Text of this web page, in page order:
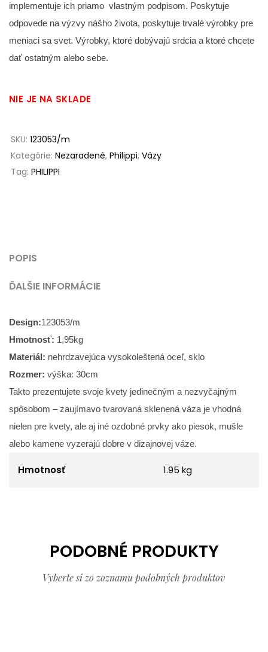
implementuje ich priamo vlastným podpisom. Poskytuje
odpovede na výzvy nášho života, poskytuje trvalé výrobky pre
meniaci sa svet. Výrobky, ktoré dobývajú srdcia a ktoré chcete
dať ostatným alebo sebe.
NIE JE NA SKLADE
SKU: 123053/m
Kategórie: Nezaradené, Philippi, Vázy
Tag: PHILIPPI
POPIS
ĎALŠIE INFORMÁCIE
Design:123053/m
Hmotnosť: 1,95kg
Materiál: nehrdzavejúca vysokoleštená oceľ, sklo
Rozmer: výška: 30cm
Takto prezentujete svoje kvety jedinečným a nezvyčajným
spôsobom – zaujímavo tvarovaná sklenená váza je vhodná
nielen pre kvety, ale aj iné ozdobné prvky ako piesok, mušle
alebo kamene vyzerajú dobre v dizajnovej váze.
Hmotnosť 1.95 kg
PODOBNÉ PRODUKTY
Vyberte si zo zoznamu podobných produktov